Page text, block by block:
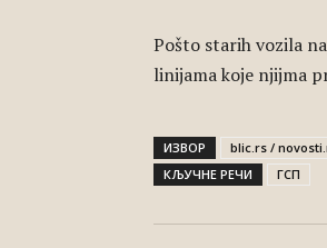
Pošto starih vozila
linijama koje njijma
ИЗВОР
blic.rs /
КЉУЧНЕ РЕЧИ
ГСП